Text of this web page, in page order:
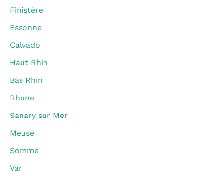
Finistère
Essonne
Calvado
Haut Rhin
Bas Rhin
Rhone
Sanary sur Mer
Meuse
Somme
Var